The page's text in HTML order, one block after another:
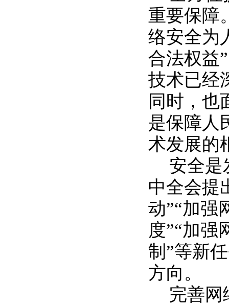
重要保障
络安全为
合法权益
技术已经
同时，也
是保障人
术发展的
安全是
中全会提
动”“加强
度”“加强
制”等新
方向。
完善网